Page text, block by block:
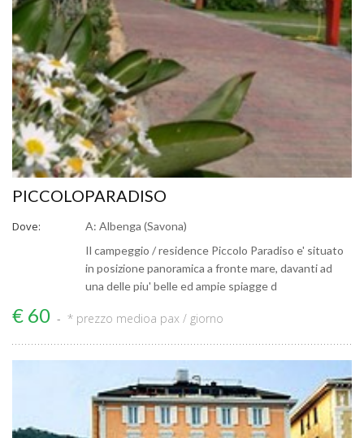
PICCOLOPARADISO
Dove:
A: Albenga (Savona)
Il campeggio / residence Piccolo Paradiso e' situato
in posizione panoramica a fronte mare, davanti ad
una delle piu' belle ed ampie spiagge d
€ 60 * prezzo medioa pax / giorno